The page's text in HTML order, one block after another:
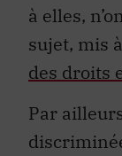
à elles,
sujet, mis
des droits
Par